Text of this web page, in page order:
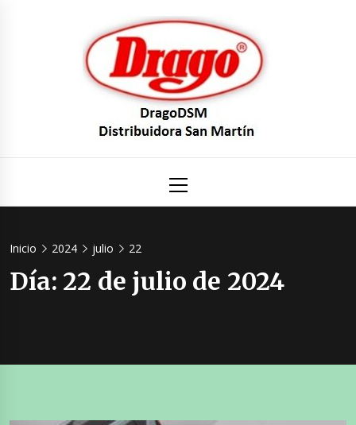
principal
Inicio 2024 julio 22
Día: 22 de julio de 2024